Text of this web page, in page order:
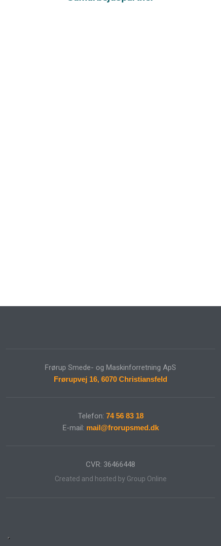
Frørup Smede- og Maskinforretning ApS​
Frørupvej 16, 6070 Christiansfeld
Telefon: 74 56 83 18​
E-mail: mail@frorupsmed.dk
CVR: ​36466448
Created and hosted by Group Online